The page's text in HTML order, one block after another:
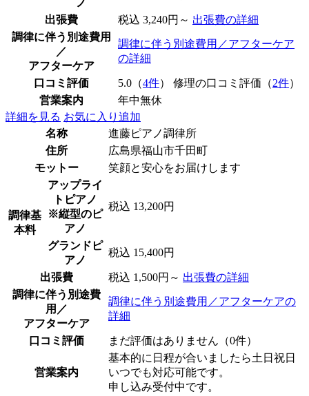
出張費 税込 3,240円～ 出張費の詳細
調律に伴う別途費用
／
アフターケア
調律に伴う別途費用／アフターケア
の詳細
口コミ評価 5.0（4件） 修理の口コミ評価（2件）
営業案内
年中無休
詳細を見る お気に入り追加
名称
進藤ピアノ調律所
住所
広島県福山市千田町
モットー
笑顔と安心をお届けします
調律基
本料
アップライ
トピアノ
※縦型のピ
アノ
税込 13,200円
グランドピ
アノ
税込 15,400円
出張費 税込 1,500円～ 出張費の詳細
調律に伴う別途費
用／
アフターケア
調律に伴う別途費用／アフターケアの
詳細
口コミ評価 まだ評価はありません（0件）
営業案内
基本的に日程が合いましたら土日祝日
いつでも対応可能です。
申し込み受付中です。